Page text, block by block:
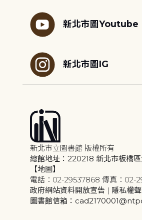
新北市圖Youtube
新北市圖IG
新北市立圖書館 版權所有
總館地址：220218 新北市板橋
【地圖】
電話：02-29537868 傳真：02-
政府網站資料開放宣告 | 隱私權
圖書館信箱：